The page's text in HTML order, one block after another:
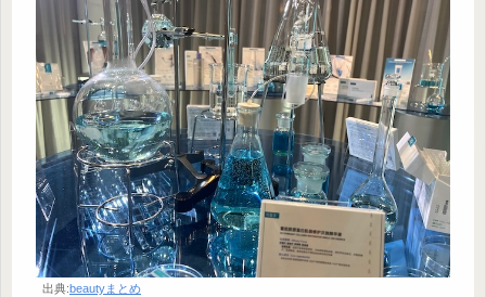
出典:beautyまとめ